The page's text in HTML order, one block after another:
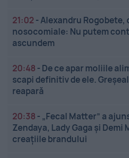
21:02 -Alexandru
nosocomiale: Nu putem
ascundem
20:48 - De ce apar moliile
scapi definitiv de ele.
reapară
20:38 - „Fecal Matter” a
Zendaya, Lady Gaga și Demi
creațiile brandului